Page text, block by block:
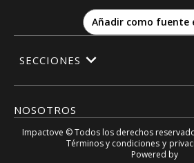
Añadir como fuente
NOSOTROS
SECCIONES
Impactove © Todos los derechos
Términos y condiciones y
Powered by